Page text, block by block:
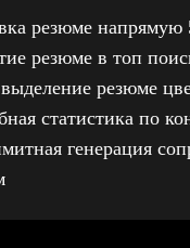
резюме напрямую
резюме в топ
резюме
статистика по
генерация